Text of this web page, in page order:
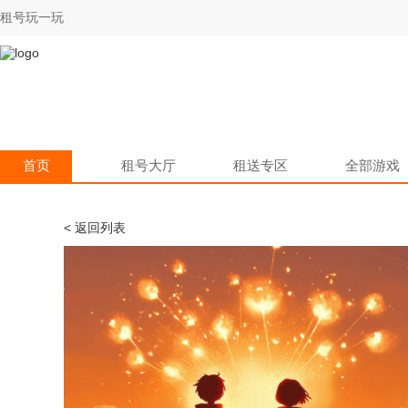
租号玩一玩
首页 租号大厅 租送专区 全部游戏
< 返回列表